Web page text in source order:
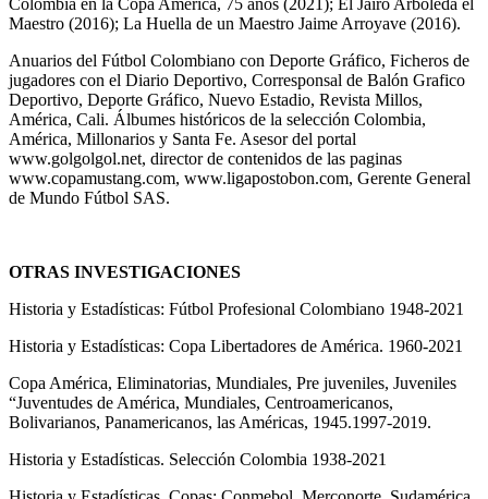
Colombia en la Copa América, 75 años (2021); El Jairo Arboleda el
Maestro (2016); La Huella de un Maestro Jaime Arroyave (2016).
Anuarios del Fútbol Colombiano con Deporte Gráfico, Ficheros de
jugadores con el Diario Deportivo, Corresponsal de Balón Grafico
Deportivo, Deporte Gráfico, Nuevo Estadio, Revista Millos,
América, Cali. Álbumes históricos de la selección Colombia,
América, Millonarios y Santa Fe. Asesor del portal
www.golgolgol.net, director de contenidos de las paginas
www.copamustang.com, www.ligapostobon.com, Gerente General
de Mundo Fútbol SAS.
OTRAS INVESTIGACIONES
Historia y Estadísticas: Fútbol Profesional Colombiano 1948-2021
Historia y Estadísticas: Copa Libertadores de América. 1960-2021
Copa América, Eliminatorias, Mundiales, Pre juveniles, Juveniles
“Juventudes de América, Mundiales, Centroamericanos,
Bolivarianos, Panamericanos, las Américas, 1945.1997-2019.
Historia y Estadísticas. Selección Colombia 1938-2021